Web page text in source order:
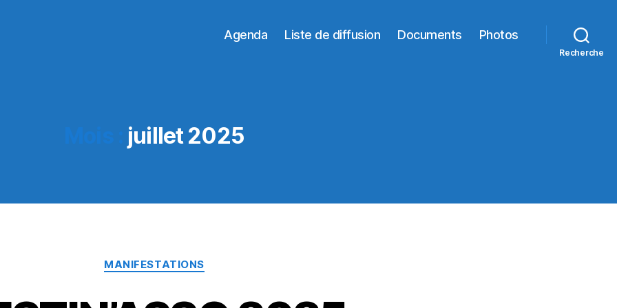
Agenda Liste de diffusion Documents Photos
Recherche
juillet 2025
Catégories
MANIFESTATIONS